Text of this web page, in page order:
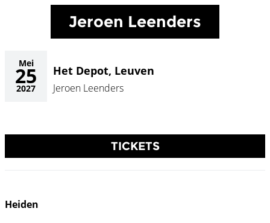
Jeroen Leenders
Mei
25
2027
Het Depot, Leuven
Jeroen Leenders
TICKETS
Heiden